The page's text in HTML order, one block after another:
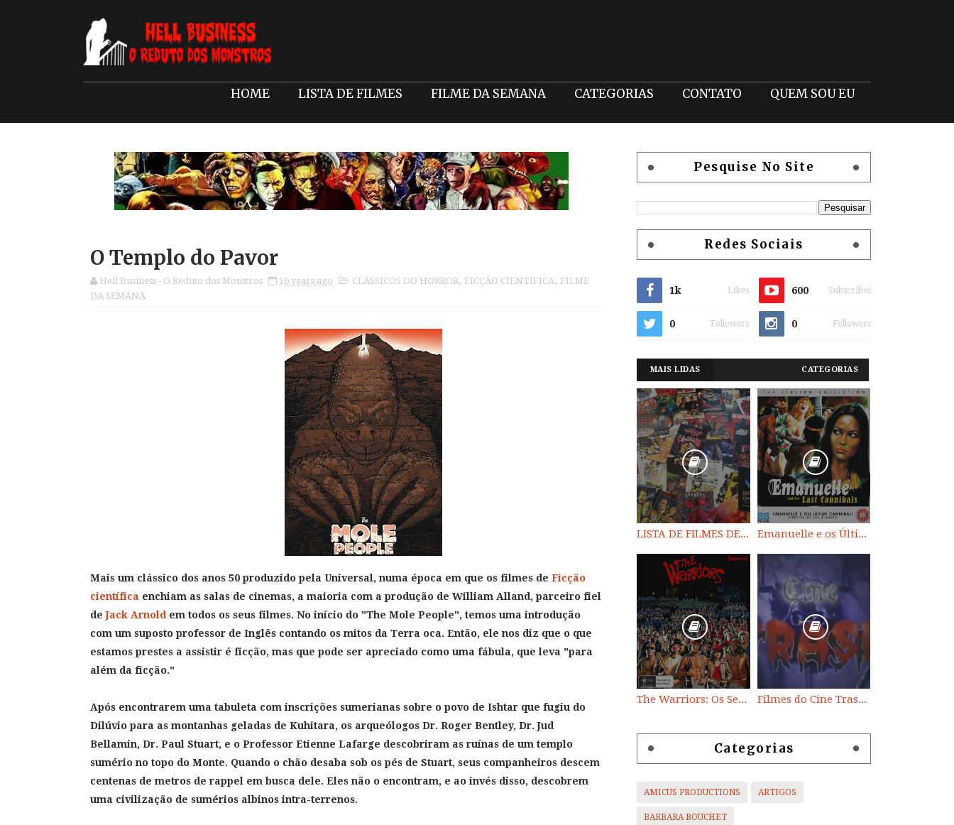
HOME LISTA DE FILMES FILME DA SEMANA CATEGORIAS CONTATO QUEM SOU EU
O Templo do Pavor
Hell Business - O Reduto dos Monstros 16 years ago CLÁSSICOS DO HORROR, FICÇÃO CIENTÍFICA, FILME
DA SEMANA
Mais um clássico dos anos 50 produzido pela Universal, numa época em que os filmes de Ficção
científica enchiam as salas de cinemas, a maioria com a produção de William Alland, parceiro fiel
deJack Arnold em todos os seus filmes. No início do "The Mole People", temos uma introdução
com um suposto professor de Inglês contando os mitos da Terra oca. Então, ele nos diz que o que
estamos prestes a assistir é ficção, mas que pode ser apreciado como uma fábula, que leva "para
além da ficção."
Após encontrarem uma tabuleta com inscrições sumerianas sobre o povo de Ishtar que fugiu do
Dilúvio para as montanhas geladas de Kuhitara, os arqueólogos Dr. Roger Bentley, Dr. Jud
Bellamin, Dr. Paul Stuart, e o Professor Etienne Lafarge descobriram as ruínas de um templo
sumério no topo do Monte. Quando o chão desaba sob os pés de Stuart, seus companheiros descem
centenas de metros de rappel em busca dele. Eles não o encontram, e ao invés disso, descobrem
uma civilização de sumérios albinos intra-terrenos.
Pesquise No Site
Redes Sociais
1k Likes 600 Subscribes
0 Followers 0 Followers
MAIS LIDAS CATEGORIAS
LISTA DE FILMES DE HORROR/ TRASH/ SUSPENSE/ SCI-FI/ EXPLOITATION E OUTROS Emanuelle e os Últimos Canibais
The Warriors: Os Selvagens da Noite Filmes do Cine Trash (TV BAND)
Categorias
AMICUS PRODUCTIONS ARTIGOS
BARBARA BOUCHET